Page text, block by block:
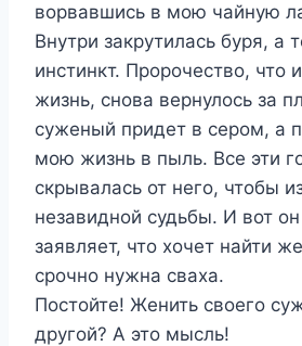
ворвавшись в мою чайную
Внутри закрутилась буря, а
инстинкт. Пророчество, что
жизнь, снова вернулось за
суженый придет в сером, а
мою жизнь в пыль. Все эти
скрывалась от него, чтобы
незавидной судьбы. И вот он
заявляет, что хочет найти
срочно нужна сваха.
Постойте! Женить своего
другой? А это мысль!